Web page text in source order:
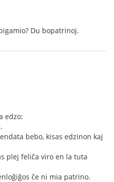
Du bopatrinoj.
edzo:
bebo, kisas edzinon kaj
plej feliĉa viro en la tuta
ĉe ni mia patrino.